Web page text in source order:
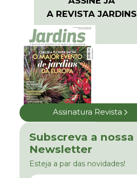
A REVISTA JARDINS
Assinatura Revista
Subscreva a nossa
Newsletter
Esteja a par das novidades!